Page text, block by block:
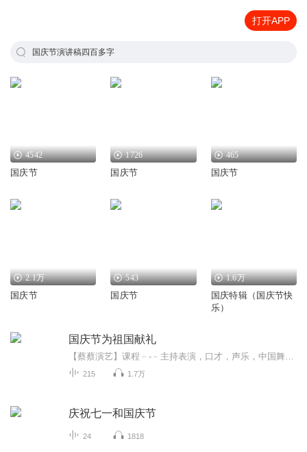
打开APP
国庆节演讲稿四百多字
4542
国庆节
1726
国庆节
465
国庆节
2.1万
国庆节
543
国庆节
1.6万
国庆特辑（国庆节快
乐）
国庆节为祖国献礼
215 1.7万
庆祝七一和国庆节
24 1818